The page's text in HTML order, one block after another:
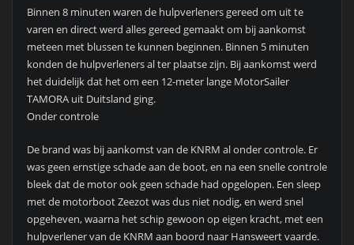
Binnen 8 minuten waren de hulpverleners gereed om uit te
varen en direct werd alles gereed gemaakt om bij aankomst
meteen met blussen te kunnen beginnen. Binnen 5 minuten
konden de hulpverleners al ter plaatse zijn. Bij aankomst werd
het duidelijk dat het om een 12-meter lange MotorSailer
TAMORA uit Duitsland ging.
Onder controle
De brand was bij aankomst van de KNRM al onder controle. Er
was geen ernstige schade aan de boot, en na een snelle controle
bleek dat de motor ook geen schade had opgelopen. Een sleep
met de motorboot Zeezot was dus niet nodig, en werd snel
opgeheven, waarna het schip gewoon op eigen kracht, met een
hulpverlener van de KNRM aan boord naar Hansweert vaarde.